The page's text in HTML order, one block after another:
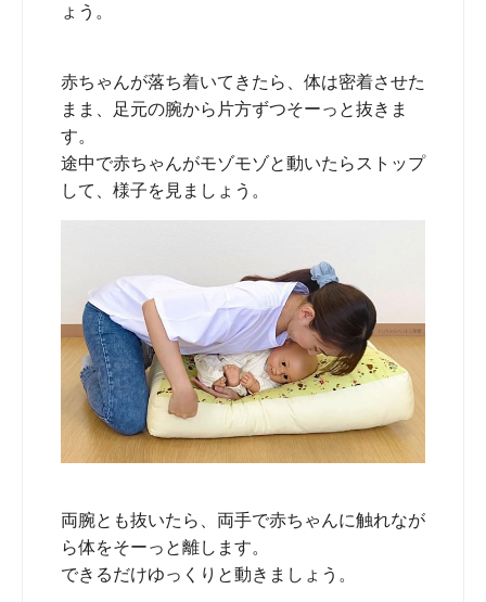
ょう。
赤ちゃんが落ち着いてきたら、体は密着させた
まま、足元の腕から片方ずつそーっと抜きま
す。
途中で赤ちゃんがモゾモゾと動いたらストップ
して、様子を見ましょう。
両腕とも抜いたら、両手で赤ちゃんに触れなが
ら体をそーっと離します。
できるだけゆっくりと動きましょう。